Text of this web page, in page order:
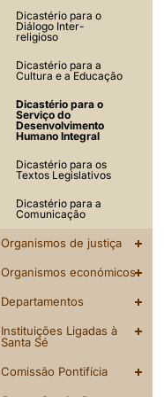
Dicastério para o
Diálogo Inter-
religioso
Dicastério para a
Cultura e a Educação
Dicastério para o
Serviço do
Desenvolvimento
Humano Integral
Dicastério para os
Textos Legislativos
Dicastério para a
Comunicação
Organismos de justiça
Organismos económicos
Departamentos
Instituições Ligadas à
Santa Sé
Comissão Pontifícia